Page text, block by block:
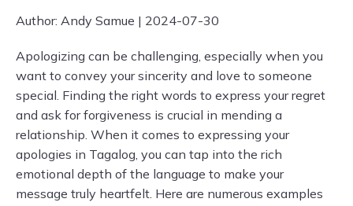
Author: Andy Samue | 2024-07-30
Apologizing can be challenging, especially when you
want to convey your sincerity and love to someone
special. Finding the right words to express your regret
and ask for forgiveness is crucial in mending a
relationship. When it comes to expressing your
apologies in Tagalog, you can tap into the rich
emotional depth of the language to make your
message truly heartfelt. Here are numerous examples